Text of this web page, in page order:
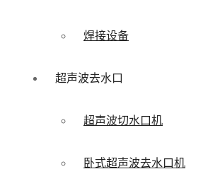
焊接设备
超声波去水口
超声波切水口机
卧式超声波去水口机